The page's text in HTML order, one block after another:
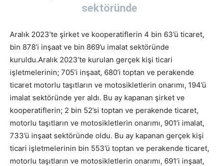
sektöründe
Aralık 2023’te şirket ve kooperatiflerin 4 bin 63’ü ticaret,
bin 878’i inşaat ve bin 869’u imalat sektöründe
kuruldu.Aralık 2023’te kurulan gerçek kişi ticari
işletmelerinin; 705’i inşaat, 680’i toptan ve perakende
ticaret motorlu taşıtların ve motosikletlerin onarımı, 194’ü
imalat sektöründe yer aldı. Bu ay kapanan şirket ve
kooperatiflerin; 2 bin 52’si toptan ve perakende ticaret,
motorlu taşıtların ve motosikletlerin onarımı, 901’i imalat,
733’ü inşaat sektöründe oldu. Bu ay kapanan gerçek kişi
ticari işletmelerinin bin 553’ü toptan ve perakende ticaret,
motorlu taşıtların ve motosikletlerin onarımı, 691’i inşaat,